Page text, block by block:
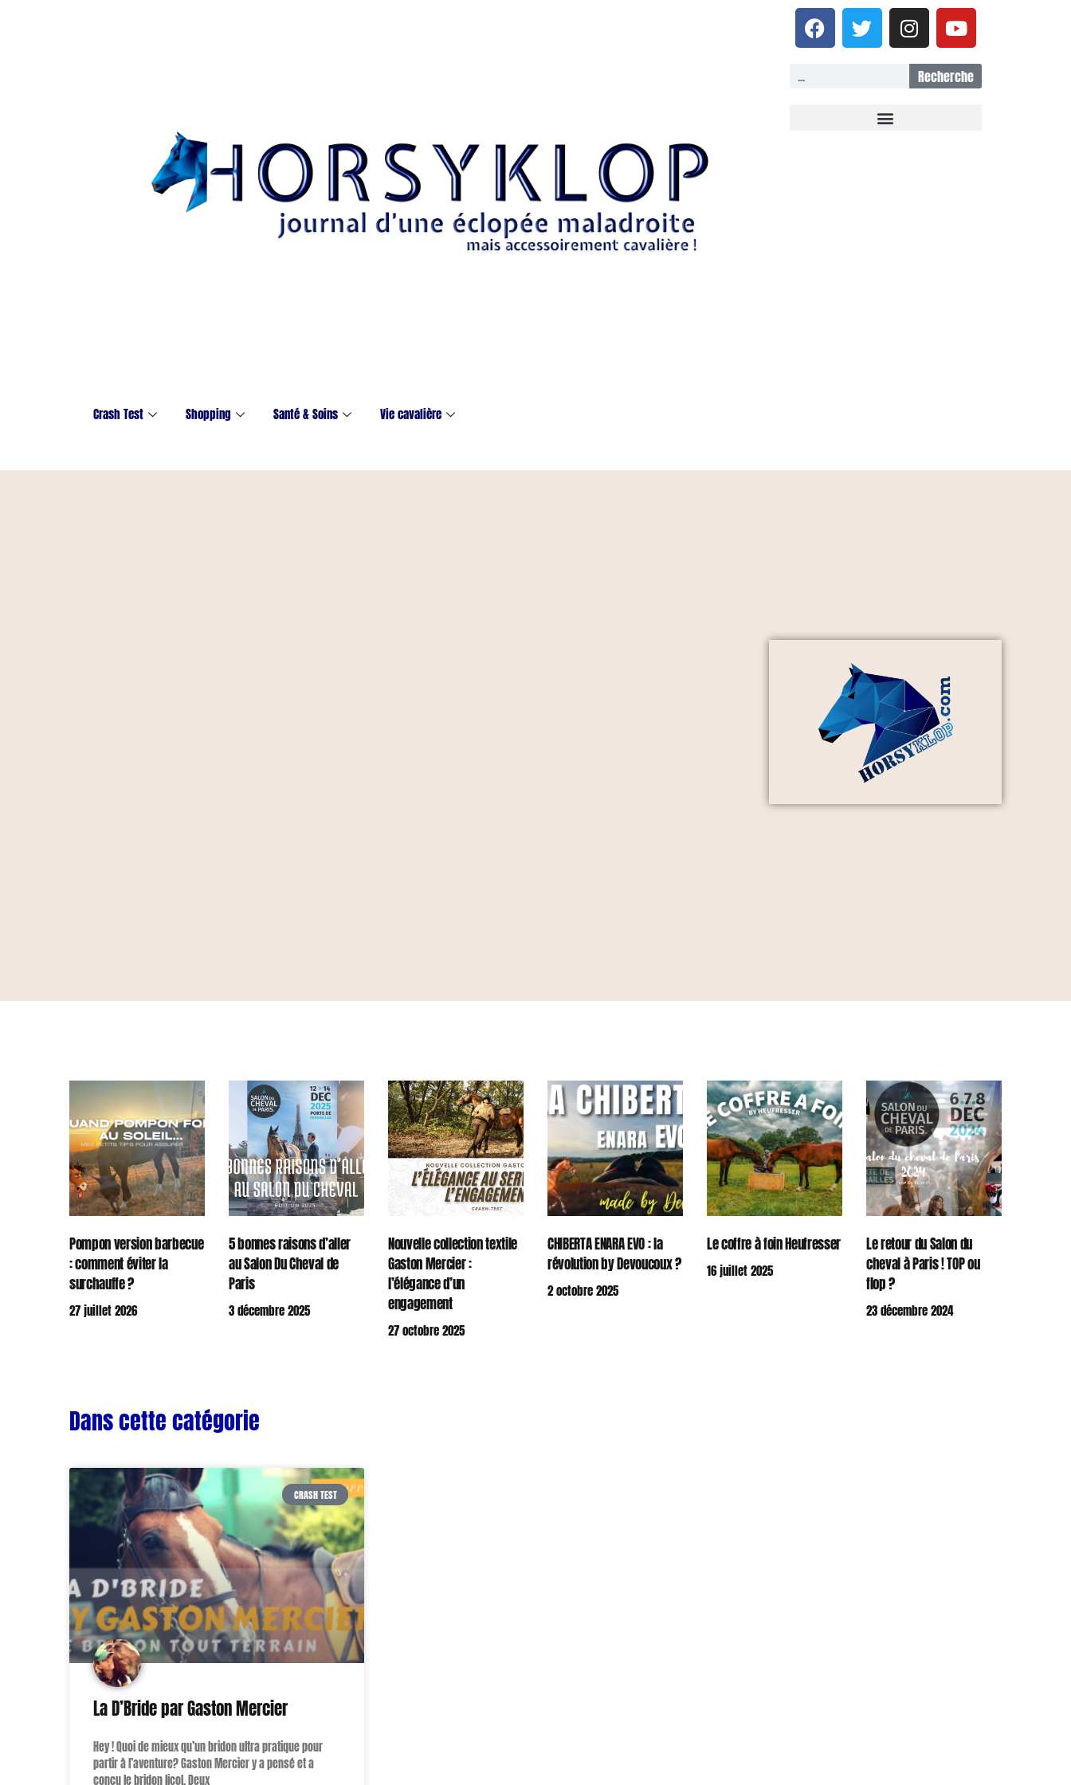
Recherche
Crash Test Shopping Santé & Soins Vie cavalière
Pompon version barbecue
: comment éviter la
surchauffe ?
27 juillet 2026
5 bonnes raisons d’aller
au Salon Du Cheval de
Paris
3 décembre 2025
Nouvelle collection textile
Gaston Mercier :
l’élégance d’un
engagement
27 octobre 2025
CHIBERTA ENARA EVO : la
révolution by Devoucoux ?
2 octobre 2025
Le coffre à foin Heufresser
16 juillet 2025
Le retour du Salon du
cheval à Paris ! TOP ou
flop ?
23 décembre 2024
Dans cette catégorie
CRASH TEST
La D’Bride par Gaston Mercier
Hey ! Quoi de mieux qu’un bridon ultra pratique pour
partir à l’aventure? Gaston Mercier y a pensé et a
conçu le bridon licol. Deux